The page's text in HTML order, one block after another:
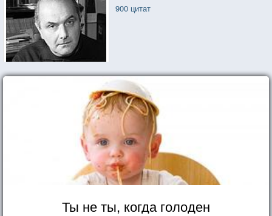
900 цитат
Ты не ты, когда голоден